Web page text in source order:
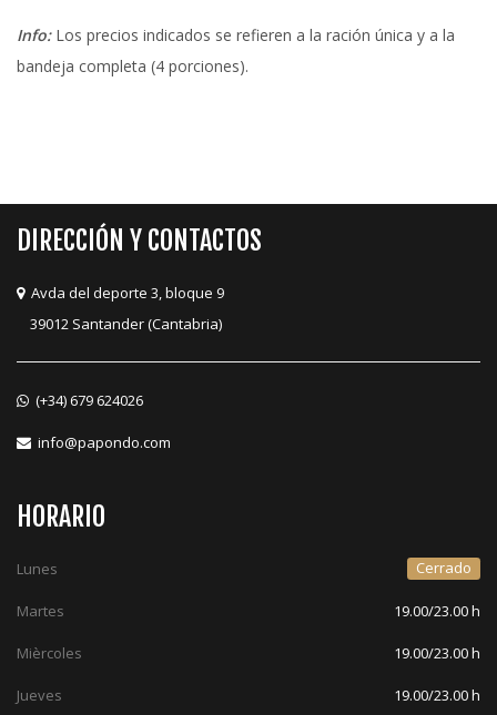
Info:Los precios indicados se refieren a la ración única y a la
bandeja completa (4 porciones).
DIRECCIÓN Y CONTACTOS
Avda del deporte 3, bloque 9
39012 Santander (Cantabria)
(+34) 679 624026
info@papondo.com
HORARIO
Lunes Cerrado
Martes 19.00/23.00 h
Mièrcoles 19.00/23.00 h
Jueves 19.00/23.00 h